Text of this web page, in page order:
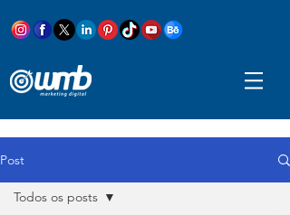
Post
Todos os posts